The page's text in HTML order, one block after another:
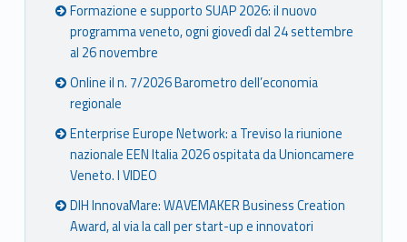
Formazione e supporto SUAP 2026: il nuovo
programma veneto, ogni giovedì dal 24 settembre
al 26 novembre
Online il n. 7/2026 Barometro dell’economia
regionale
Enterprise Europe Network: a Treviso la riunione
nazionale EEN Italia 2026 ospitata da Unioncamere
Veneto. I VIDEO
DIH InnovaMare: WAVEMAKER Business Creation
Award, al via la call per start-up e innovatori